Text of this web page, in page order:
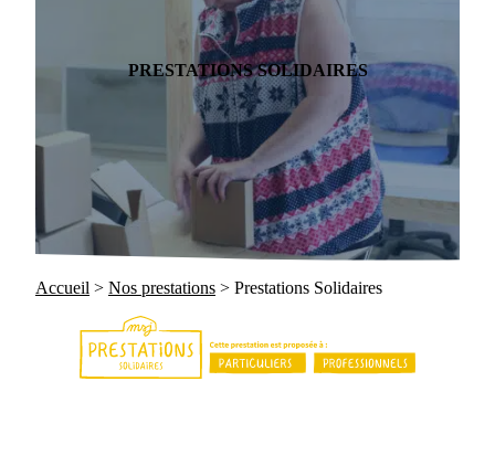
PRESTATIONS SOLIDAIRES
Accueil > Nos prestations > Prestations Solidaires